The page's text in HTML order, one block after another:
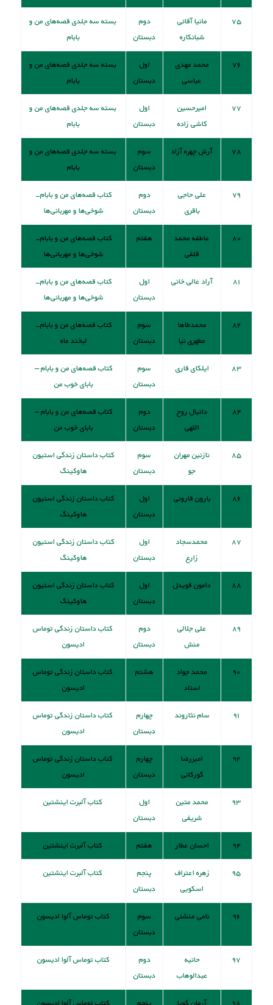
۷۵
مانیا آقائی
شبانکاره
دوم
دبستان
بسته سه جلدی قصه‌های من و
بابام
۷۶
محمد مهدی
عباسی
اول
دبستان
بسته سه جلدی قصه‌های من و
بابام
۷۷
امیرحسین
کاشی زاده
اول
دبستان
بسته سه جلدی قصه‌های من و
بابام
۷۸ آرش چهره آزاد
سوم
دبستان
بسته سه جلدی قصه‌های من و
بابام
۷۹
علی حاجی
باقری
دوم
دبستان
کتاب قصه‌های من و بابام-
شوخی‌ها و مهربانی‌ها
۸۰
عاطفه محمد
قلفی
هفتم
کتاب قصه‌های من و بابام-
شوخی‌ها و مهربانی‌ها
۸۱ آراد عالی خانی
اول
دبستان
کتاب قصه‌های من و بابام-
شوخی‌ها و مهربانی‌ها
۸۲
محمدطاها
مطهری نیا
سوم
دبستان
کتاب قصه‌های من و بابام-
لبخند ماه
۸۳ ایلکای قاری
سوم
دبستان
کتاب قصه‌های من و بابام –
بابای خوب من
۸۴
دانیال روح
اللهی
دوم
دبستان
کتاب قصه‌های من و بابام –
بابای خوب من
۸۵
نازنین مهران
جو
سوم
دبستان
کتاب داستان زندگی استیون
هاوکینگ
۸۶ بارون قارونی
اول
دبستان
کتاب داستان زندگی استیون
هاوکینگ
۸۷
محمدسجاد
زارع
اول
دبستان
کتاب داستان زندگی استیون
هاوکینگ
۸۸ دامون قویدل
اول
دبستان
کتاب داستان زندگی استیون
هاوکینگ
۸۹
علی جلالی
منش
دوم
دبستان
کتاب داستان زندگی توماس
ادیسون
۹۰
محمد جواد
استاد
هشتم
کتاب داستان زندگی توماس
ادیسون
۹۱ سام نثاروند
چهارم
دبستان
کتاب داستان زندگی توماس
ادیسون
۹۲
امیررضا
گورکانی
چهارم
دبستان
کتاب داستان زندگی توماس
ادیسون
۹۳
محمد متین
شریفی
اول
دبستان
کتاب آلبرت اينشتين
۹۴ احسان عطار هفتم کتاب آلبرت اينشتين
۹۵
زهره اعتراف
اسکویی
پنجم
دبستان
کتاب آلبرت اينشتين
۹۶ نامی منشئی
سوم
دبستان
کتاب توماس آلوا اديسون
۹۷
حانیه
عبدالوهاب
دوم
دبستان
کتاب توماس آلوا اديسون